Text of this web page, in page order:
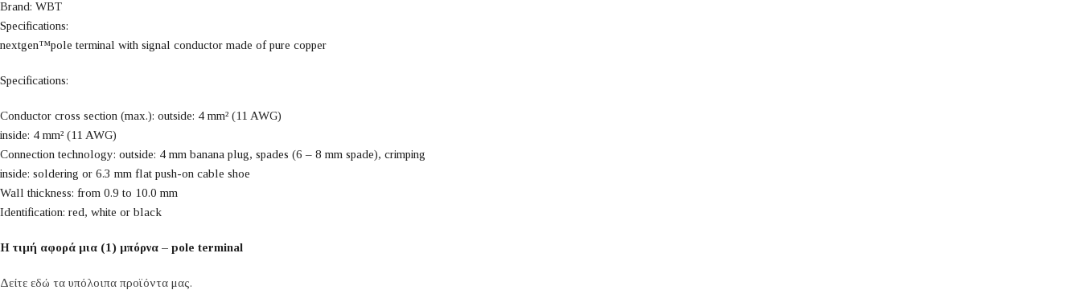
Brand: WBT
Specifications:
nextgen™pole terminal with signal conductor made of pure copper
Specifications:
Conductor cross section (max.): outside: 4 mm² (11 AWG)
inside: 4 mm² (11 AWG)
Connection technology: outside: 4 mm banana plug, spades (6 – 8 mm spade), crimping
inside: soldering or 6.3 mm flat push-on cable shoe
Wall thickness: from 0.9 to 10.0 mm
Identification: red, white or black
Η τιμή αφορά μια (1) μπόρνα – pole terminal
Δείτε εδώ τα υπόλοιπα προϊόντα μας.